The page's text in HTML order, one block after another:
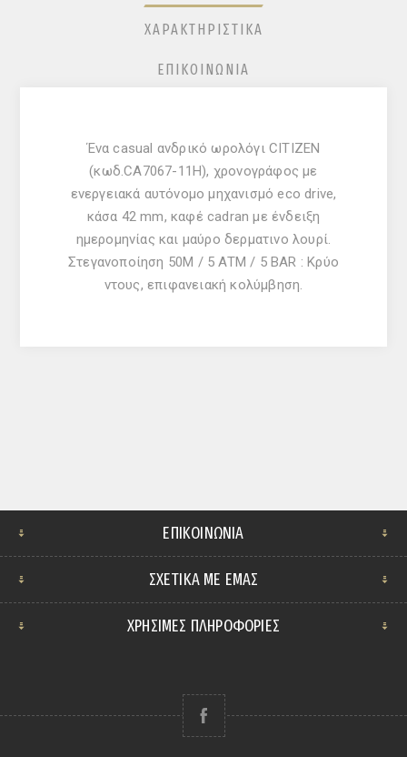
ΧΑΡΑΚΤΗΡΙΣΤΙΚΆ
ΕΠΙΚΟΙΝΩΝΊΑ
Ένα casual ανδρικό ωρολόγι CITIZEN
(κωδ.CA7067-11H), χρονογράφος με
ενεργειακά αυτόνομο μηχανισμό eco drive,
κάσα 42 mm, καφέ cadran με ένδειξη
ημερομηνίας και μαύρο δερματινο λουρί.
Στεγανοποίηση 50M / 5 ATM / 5 BAR : Κρύο
ντους, επιφανειακή κολύμβηση.
ΕΠΙΚΟΙΝΩΝΊΑ
ΣΧΕΤΙΚΆ ΜΕ ΕΜΆΣ
ΧΡΗΣΙΜΕΣ ΠΛΗΡΟΦΟΡΙΕΣ